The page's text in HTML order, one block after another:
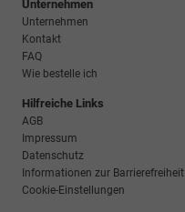
Unternehmen
Unternehmen
Kontakt
FAQ
Wie bestelle ich
Hilfreiche Links
AGB
Impressum
Datenschutz
Informationen zur Barrierefreiheit
Cookie-Einstellungen